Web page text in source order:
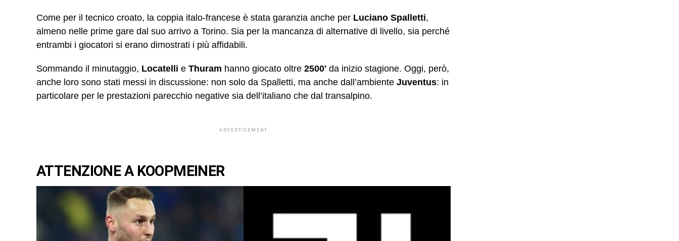
Come per il tecnico croato, la coppia italo-francese è stata garanzia anche per Luciano Spalletti,
almeno nelle prime gare dal suo arrivo a Torino. Sia per la mancanza di alternative di livello, sia perché
entrambi i giocatori si erano dimostrati i più affidabili.
Sommando il minutaggio, Locatelli e Thuram hanno giocato oltre 2500′ da inizio stagione. Oggi, però,
anche loro sono stati messi in discussione: non solo da Spalletti, ma anche dall’ambiente Juventus: in
particolare per le prestazioni parecchio negative sia dell’italiano che dal transalpino.
ADVERTISEMENT
ATTENZIONE A KOOPMEINER